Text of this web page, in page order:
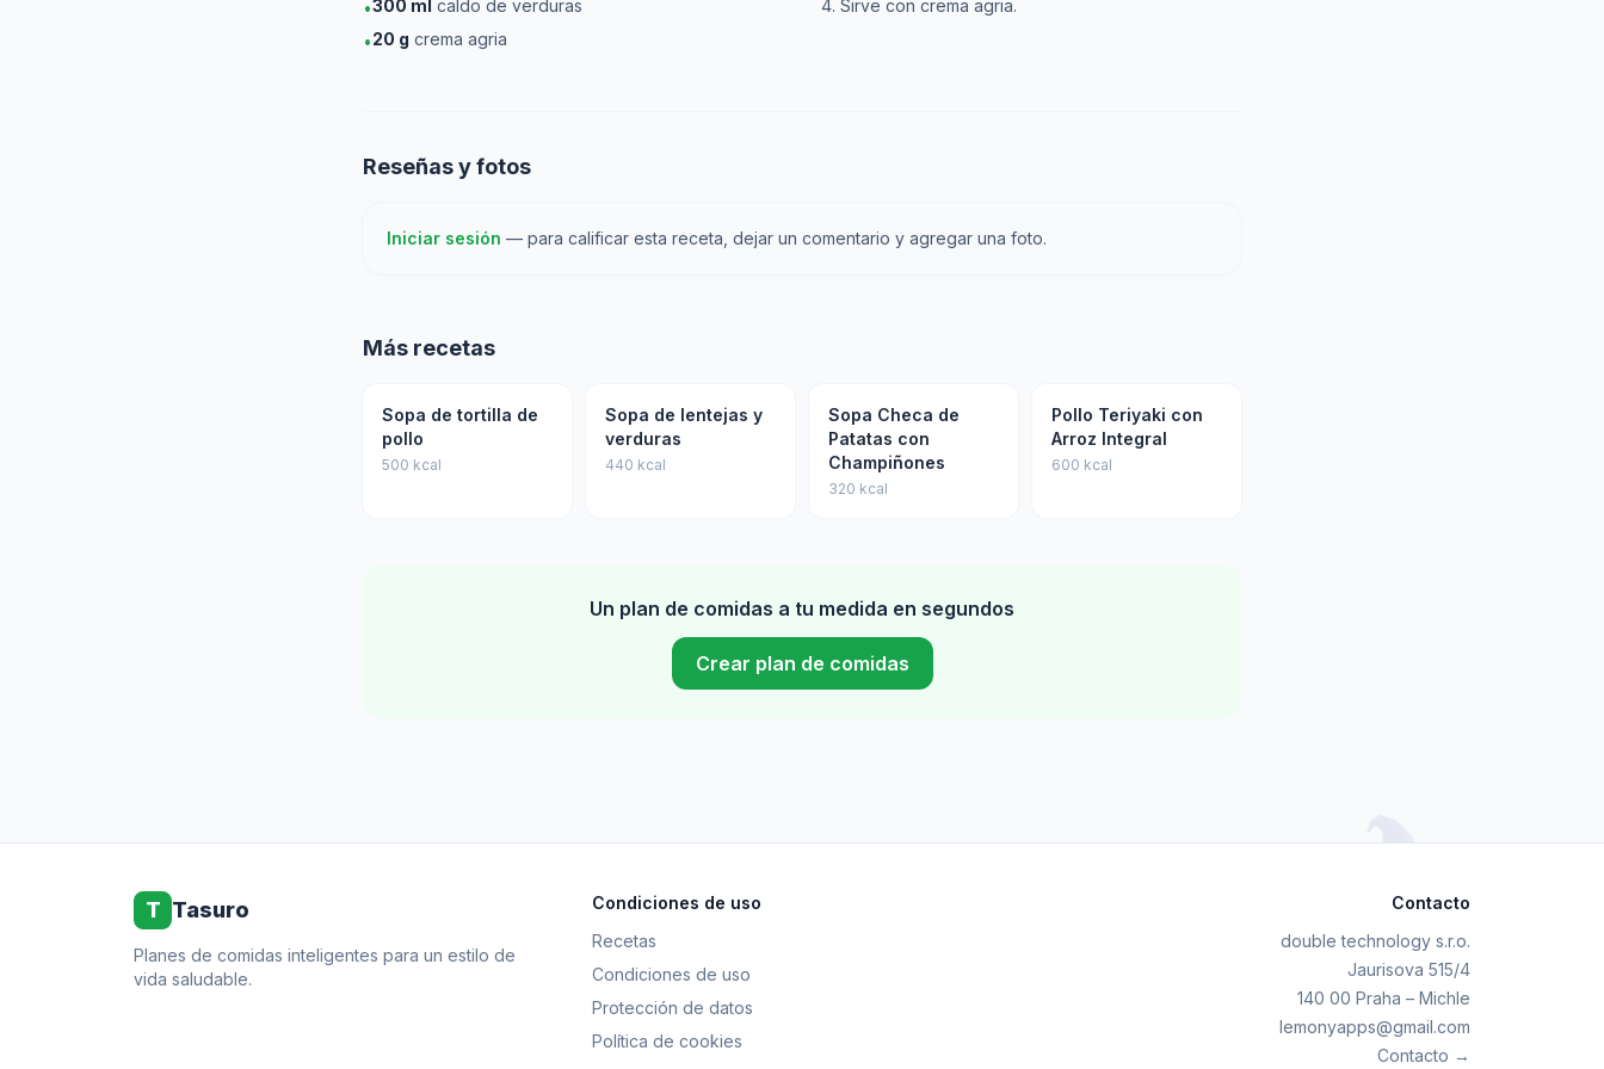
•300 ml caldo de verduras
•20 g crema agria
Sirve con crema agria.
Reseñas y fotos
Iniciar sesión — para calificar esta receta, dejar un comentario y agregar una foto.
Más recetas
Sopa de tortilla de
pollo
500 kcal
Sopa de lentejas y
verduras
440 kcal
Sopa Checa de
Patatas con
Champiñones
320 kcal
Pollo Teriyaki con
Arroz Integral
600 kcal
Un plan de comidas a tu medida en segundos
Crear plan de comidas
T Tasuro
Planes de comidas inteligentes para un estilo de
vida saludable.
Condiciones de uso
Recetas
Condiciones de uso
Protección de datos
Política de cookies
Contacto
double technology s.r.o.
Jaurisova 515/4
140 00 Praha – Michle
lemonyapps@gmail.com
Contacto →